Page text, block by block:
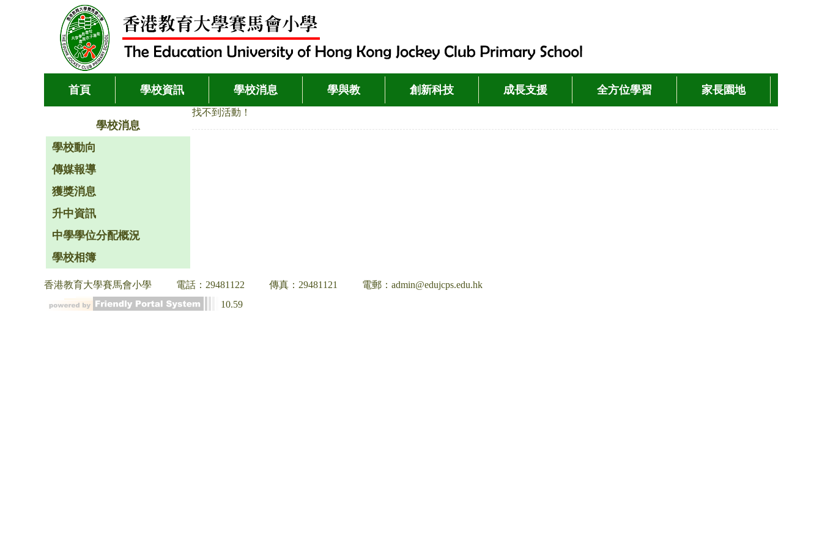
首頁 學校資訊 學校消息 學與教 創新科技 成長支援 全方位學習 家長園地
學校消息
學校動向
傳媒報導
獲獎消息
升中資訊
中學學位分配概況
學校相簿
找不到活動！
香港教育大學賽馬會小學 電話：29481122 傳真：29481121
電郵：admin@edujcps.edu.hk
10.59